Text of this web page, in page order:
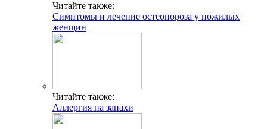
Читайте также:
Симптомы и лечение остеопороза у пожилых
женщин
Читайте также:
Аллергия на запахи